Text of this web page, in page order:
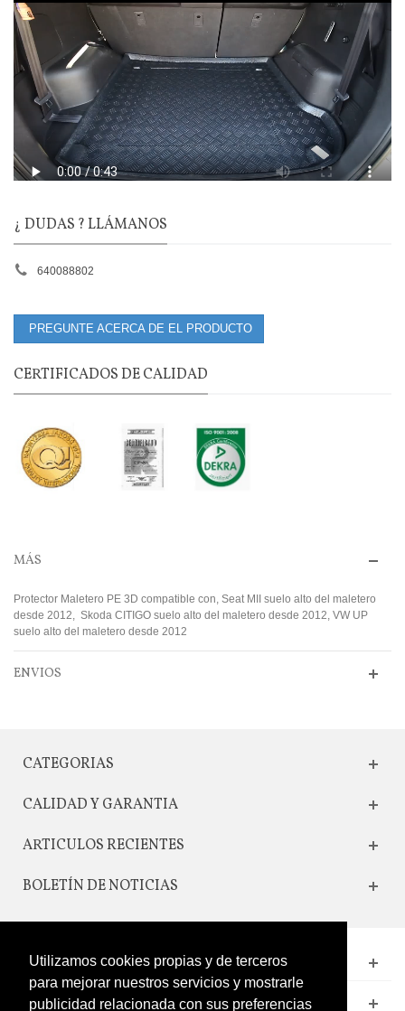
Utilizamos cookies propias y de terceros
para mejorar nuestros servicios y mostrarle
publicidad relacionada con sus preferencias
¿ DUDAS ? LLÁMANOS
640088802
PREGUNTE ACERCA DE EL PRODUCTO
CERTIFICADOS DE CALIDAD
MÁS
Protector Maletero PE 3D compatible con, Seat MII suelo alto del maletero
desde 2012, Skoda CITIGO suelo alto del maletero desde 2012, VW UP
suelo alto del maletero desde 2012
ENVIOS
CATEGORIAS
CALIDAD Y GARANTIA
ARTICULOS RECIENTES
BOLETÍN DE NOTICIAS
CONTACTO
LEGAL